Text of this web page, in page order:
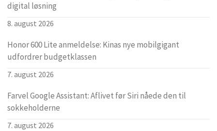
digital løsning
8. august 2026
Honor 600 Lite anmeldelse: Kinas nye mobilgigant
udfordrer budgetklassen
7. august 2026
Farvel Google Assistant: Aflivet før Siri nåede den til
sokkeholderne
7. august 2026